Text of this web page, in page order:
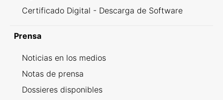
Certificado Digital - Descarga de Software
Prensa
Noticias en los medios
Notas de prensa
Dossieres disponibles